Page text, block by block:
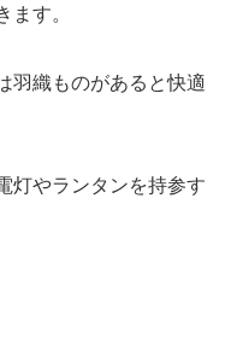
ます。
羽織ものがあると快適
灯やランタンを持参す